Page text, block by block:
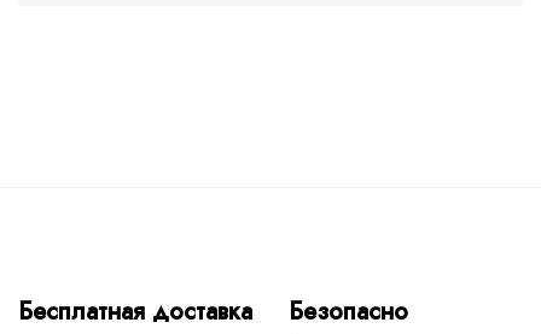
Бесплатная доставка Безопасно